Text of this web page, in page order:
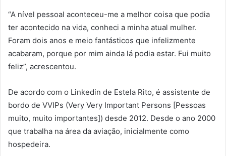
“A nível pessoal aconteceu-me a melhor coisa que podia
ter acontecido na vida, conheci a minha atual mulher.
Foram dois anos e meio fantásticos que infelizmente
acabaram, porque por mim ainda lá podia estar. Fui muito
feliz”, acrescentou.
De acordo com o Linkedin de Estela Rito, é assistente de
bordo de VVIPs (Very Very Important Persons [Pessoas
muito, muito importantes]) desde 2012. Desde o ano 2000
que trabalha na área da aviação, inicialmente como
hospedeira.